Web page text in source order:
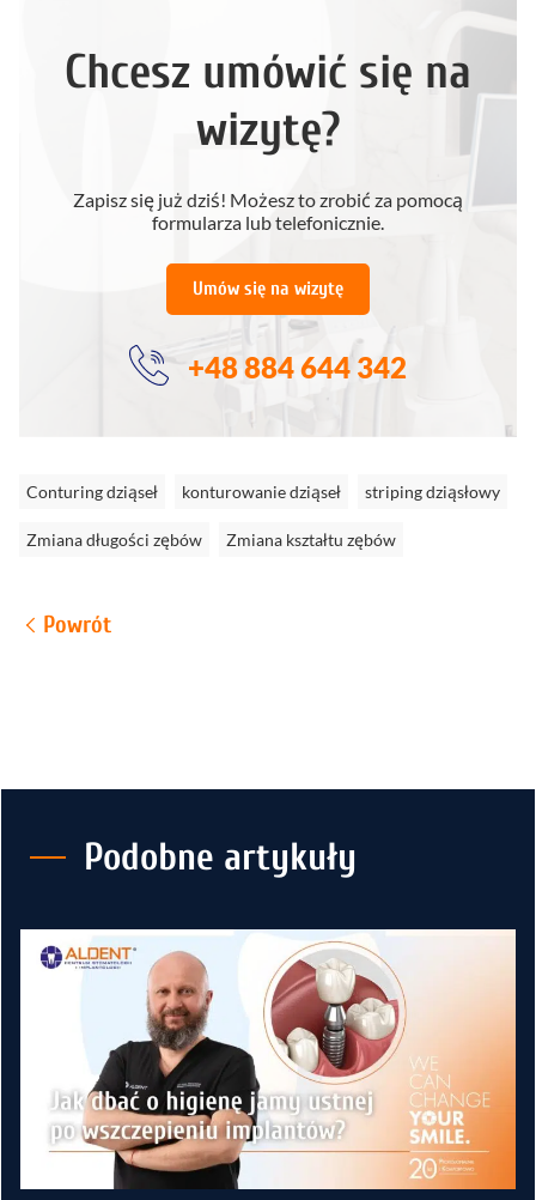
Chcesz umówić się na
wizytę?
Zapisz się już dziś! Możesz to zrobić za pomocą
formularza lub telefonicznie.
Umów się na wizytę
+48 884 644 342
Conturing dziąseł konturowanie dziąseł striping dziąsłowy
Zmiana długości zębów Zmiana kształtu zębów
Powrót
Podobne artykuły